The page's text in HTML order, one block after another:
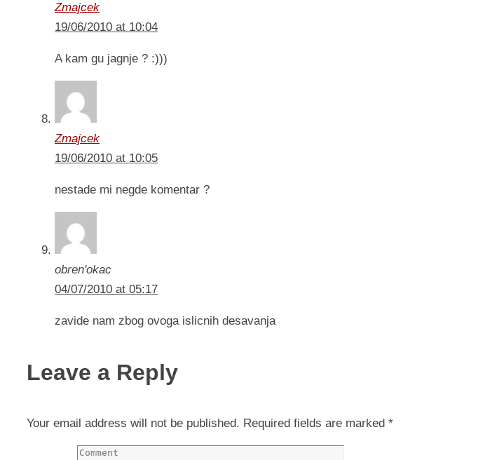
Zmajcek
19/06/2010 at 10:04
A kam gu jagnje ? :)))
Zmajcek
19/06/2010 at 10:05
nestade mi negde komentar ?
obren'okac
04/07/2010 at 05:17
zavide nam zbog ovoga islicnih desavanja
Leave a Reply
Your email address will not be published. Required fields are marked *